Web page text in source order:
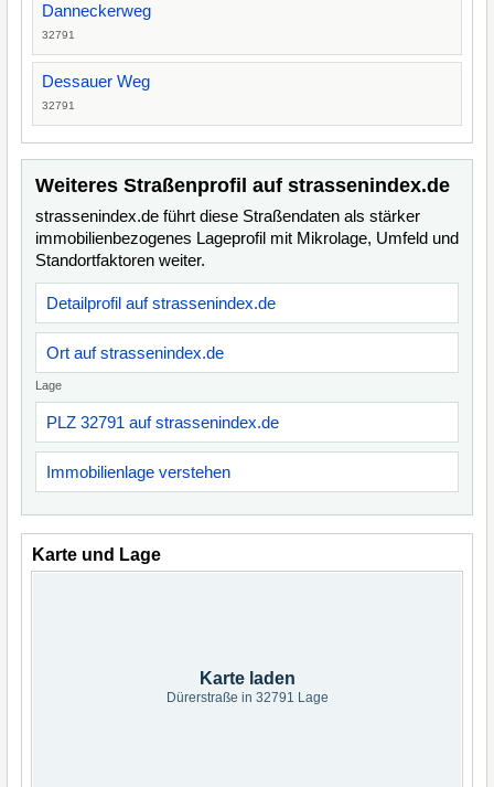
Danneckerweg
32791
Dessauer Weg
32791
Weiteres Straßenprofil auf strassenindex.de
strassenindex.de führt diese Straßendaten als stärker
immobilienbezogenes Lageprofil mit Mikrolage, Umfeld und
Standortfaktoren weiter.
Detailprofil auf strassenindex.de
Ort auf strassenindex.de
Lage
PLZ 32791 auf strassenindex.de
Immobilienlage verstehen
Karte und Lage
Karte laden
Dürerstraße in 32791 Lage